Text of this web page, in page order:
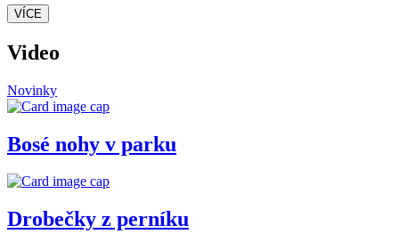
VÍCE
Video
Novinky
Bosé nohy v parku
Drobečky z perníku